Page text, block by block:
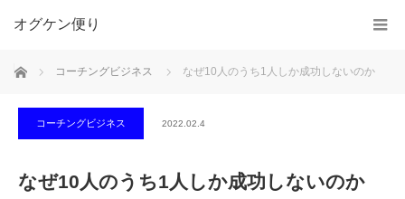
オグケン便り
ホーム コーチングビジネス なぜ10人のうち1人しか成功しないのか
コーチングビジネス 2022.02.4
なぜ10人のうち1人しか成功しないのか